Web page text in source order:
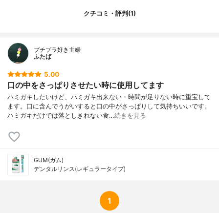
クチコミ・評判(1)
プチプラ好き主婦
ふたば
5.00
口の中をさっぱりさせたい時に使用してます
ハミガキしたいけど、ハミガキ出来ない・時間が足りない時に重宝して
ます。口に含んでうがいすると口の中がさっぱりして気持ちいいです。
ハミガキだけでは落としきれない食…続きを見る
GUM(ガム)
デンタルリンス(レギュラータイプ)
1